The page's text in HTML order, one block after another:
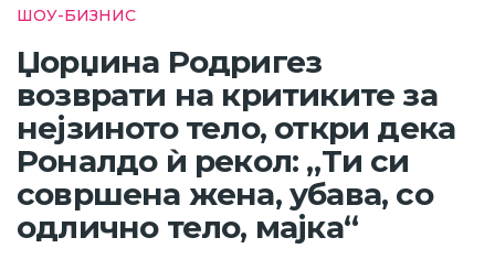
ШОУ-БИЗНИС
Џорџина Родригез
возврати на критиките за
нејзиното тело, откри дека
Роналдо ѝ рекол: „Ти си
совршена жена, убава, со
одлично тело, мајка“